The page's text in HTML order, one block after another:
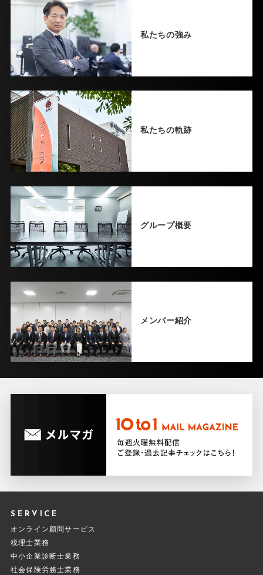
私たちの強み
私たちの軌跡
グループ概要
メンバー紹介
SERVICE
オンライン顧問サービス
税理士業務
中小企業診断士業務
社会保険労務士業務